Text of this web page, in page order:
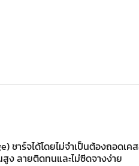
ชาร์จได้โดยไม่จำเป็นต้องถอดเค
ง ลายติดทนและไม่ซีดจางง่าย